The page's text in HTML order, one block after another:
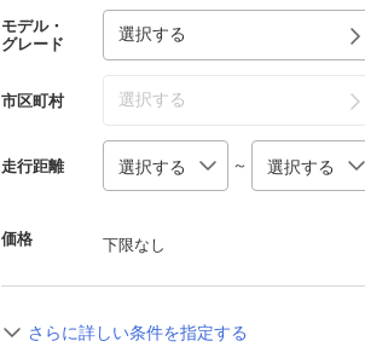
モデル・
グレード
選択する
市区町村 選択する
走行距離 ～
価格 下限なし
さらに詳しい条件を指定する